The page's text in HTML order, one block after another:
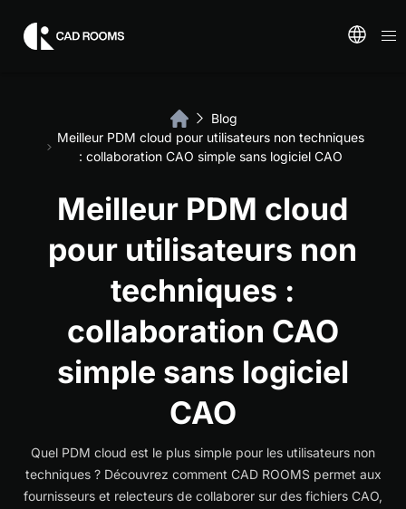
Blog
Meilleur PDM cloud pour utilisateurs non techniques
: collaboration CAO simple sans logiciel CAO
Meilleur PDM cloud
pour utilisateurs non
techniques :
collaboration CAO
simple sans logiciel
CAO
Quel PDM cloud est le plus simple pour les utilisateurs non
techniques ? Découvrez comment CAD ROOMS permet aux
fournisseurs et relecteurs de collaborer sur des fichiers CAO,